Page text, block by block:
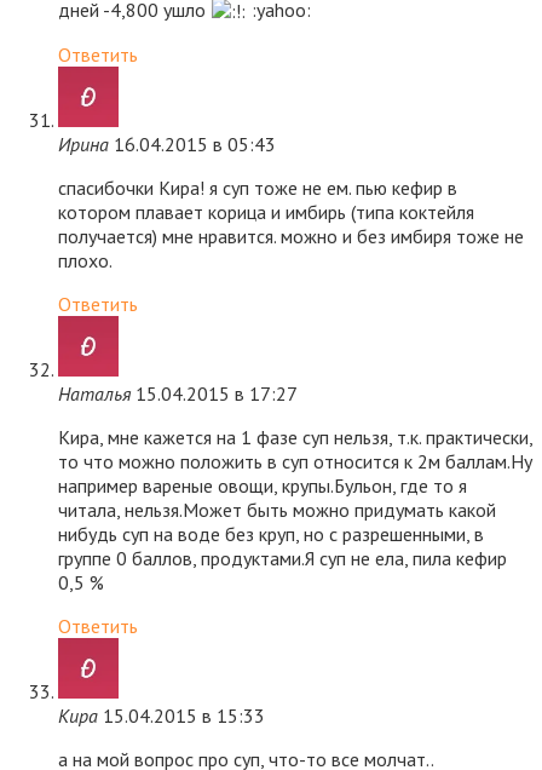
дней -4,800 ушло
:yahoo:
Ответить
Ирина 16.04.2015 в 05:43
спасибочки Кира! я суп тоже не ем. пью кефир в
котором плавает корица и имбирь (типа коктейля
получается) мне нравится. можно и без имбиря тоже не
плохо.
Ответить
Наталья 15.04.2015 в 17:27
Кира, мне кажется на 1 фазе суп нельзя, т.к. практически,
то что можно положить в суп относится к 2м баллам.Ну
например вареные овощи, крупы.Бульон, где то я
читала, нельзя.Может быть можно придумать какой
нибудь суп на воде без круп, но с разрешенными, в
группе 0 баллов, продуктами.Я суп не ела, пила кефир
0,5 %
Ответить
Кира 15.04.2015 в 15:33
а на мой вопрос про суп, что-то все молчат..